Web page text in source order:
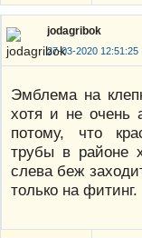
jodagribok
27-03-2020 12:51:25
Эмблема на
хотя и не очень
потому, что
трубы в районе
слева беж
только на фитинг.